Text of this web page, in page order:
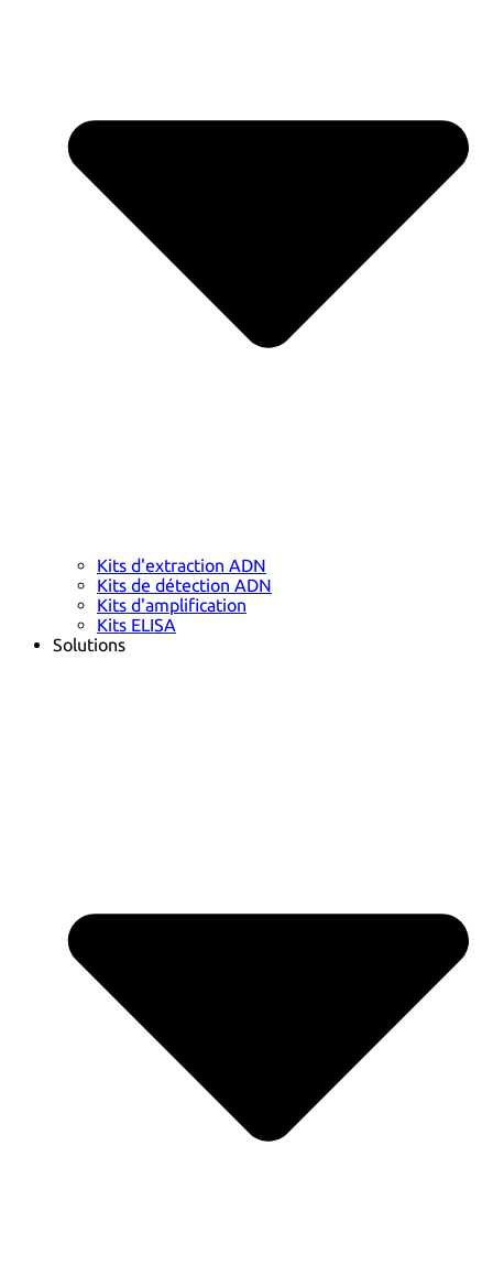
Kits d'extraction ADN
Kits de détection ADN
Kits d'amplification
Kits ELISA
Solutions